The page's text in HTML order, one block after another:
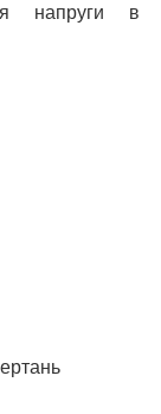
напруги в